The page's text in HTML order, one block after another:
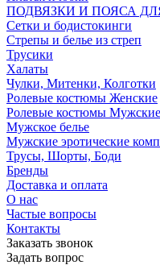
ПОДВЯЗКИ И ПОЯСА
Сетки и бодистокинги
Стрепы и белье из стреп
Трусики
Халаты
Чулки, Митенки, Колготки
Ролевые костюмы Женские
Ролевые костюмы Мужские
Мужское белье
Мужские эротические
Трусы, Шорты, Боди
Бренды
Доставка и оплата
О нас
Частые вопросы
Контакты
Заказать звонок
Задать вопрос